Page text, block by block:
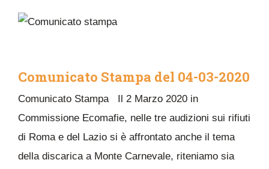
Comunicato Stampa del 04-03-2020
Comunicato Stampa Il 2 Marzo 2020 in
Commissione Ecomafie, nelle tre audizioni sui rifiuti
di Roma e del Lazio si è affrontato anche il tema
della discarica a Monte Carnevale, riteniamo sia